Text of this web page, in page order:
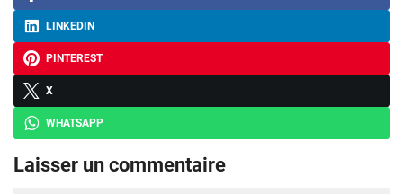
LINKEDIN
PINTEREST
X
WHATSAPP
Laisser un commentaire